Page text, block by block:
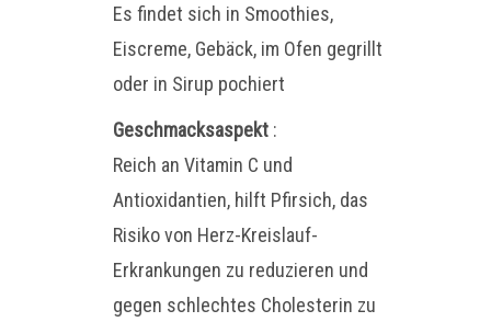
Es findet sich in Smoothies,
Eiscreme, Gebäck, im Ofen gegrillt
oder in Sirup pochiert
Geschmacksaspekt :
Reich an Vitamin C und
Antioxidantien, hilft Pfirsich, das
Risiko von Herz-Kreislauf-
Erkrankungen zu reduzieren und
gegen schlechtes Cholesterin zu